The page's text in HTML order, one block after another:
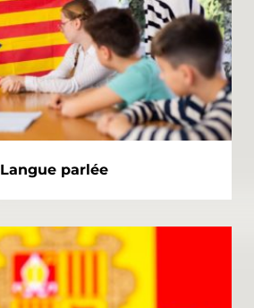
Langue parlée